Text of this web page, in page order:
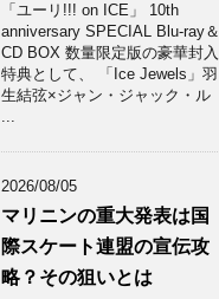
「ユーリ!!! on ICE」 10th
anniversary SPECIAL Blu-ray＆
CD BOX 数量限定版の豪華封入
特典として、 「Ice Jewels」羽
生結弦×ジャン・ジャック・ル
...
2026/08/05
マリニンの重大発表は国
際スケート連盟の宣伝攻
略？その狙いとは